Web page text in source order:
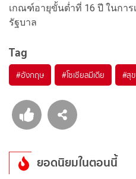
เกณฑ์อายุขั้นต่ำที่ 16 ปี ในกา
รัฐบาล
Tag
#อังกฤษ #โซเชียลมีเดีย #สุ
ยอดนิยมในตอนนี้